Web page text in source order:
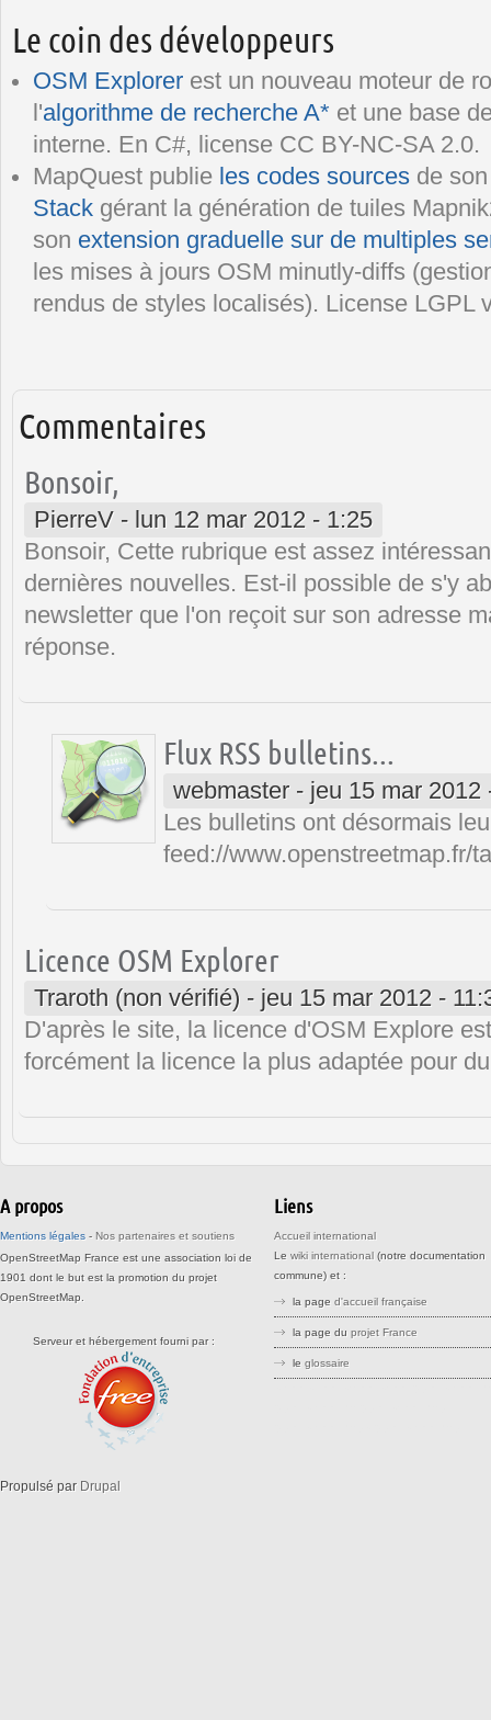
Le coin des développeurs
OSM Explorer est un nouveau moteur de
l'algorithme de recherche A* et une base
interne. En C#, license CC BY-NC-SA 2.0.
MapQuest publie les codes sources de
Stack gérant la génération de tuiles
son extension graduelle sur de multiples
les mises à jours OSM minutly-diffs
rendus de styles localisés). License LGPL
Commentaires
Bonsoir,
PierreV - lun 12 mar 2012 - 1:25
Bonsoir, Cette rubrique est assez
dernières nouvelles. Est-il possible de s'y
newsletter que l'on reçoit sur son adresse
réponse.
Flux RSS bulletins...
webmaster- jeu 15 mar 2012
Les bulletins ont désormais
feed://www.openstreetmap.fr/
Licence OSM Explorer
Traroth (non vérifié) - jeu 15 mar 2012 -
D'après le site, la licence d'OSM Explore
forcément la licence la plus adaptée pour
A propos
Mentions légales - Nos partenaires et soutiens
OpenStreetMap France est une association loi de
1901 dont le but est la promotion du projet
OpenStreetMap.
Serveur et hébergement fourni par :
Propulsé par Drupal
Liens
Accueil international
Le wiki international (notre documentation
commune) et :
la page d'accueil française
la page du projet France
le glossaire